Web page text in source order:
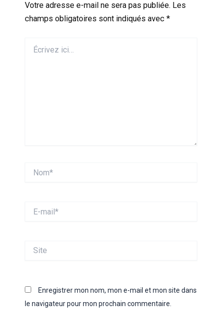
Votre adresse e-mail ne sera pas publiée. Les
champs obligatoires sont indiqués avec *
ici…
mail*
Enregistrer mon nom, mon e-mail et mon site dans
le navigateur pour mon prochain commentaire.